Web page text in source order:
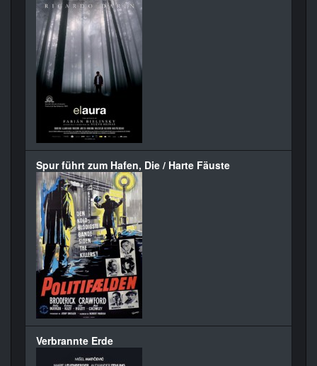
Spur führt zum Hafen, Die / Harte Fäuste
Verbrannte Erde